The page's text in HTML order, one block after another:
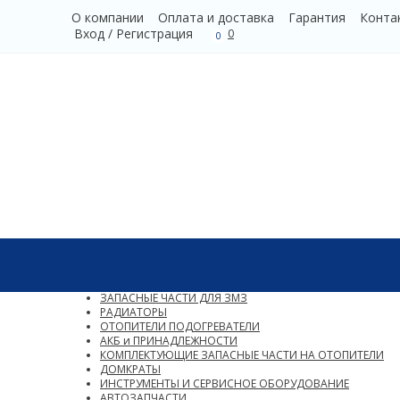
О компании Оплата и доставка Гарантия
Вход / Регистрация 0 0
ЗАПАСНЫЕ ЧАСТИ ДЛЯ ЗМЗ
РАДИАТОРЫ
ОТОПИТЕЛИ ПОДОГРЕВАТЕЛИ
АКБ и ПРИНАДЛЕЖНОСТИ
КОМПЛЕКТУЮЩИЕ ЗАПАСНЫЕ ЧАСТИ НА ОТОПИТЕЛИ
ДОМКРАТЫ
ИНСТРУМЕНТЫ И СЕРВИСНОЕ ОБОРУДОВАНИЕ